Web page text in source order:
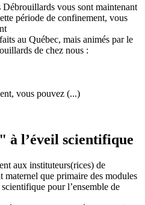
vous sont maintenant
période de confinement, vous
au Québec, mais animés par le
de chez nous :
vous pouvez (...)
l’éveil scientifique
aux instituteurs(rices) de
maternel que primaire des modules
pour l’ensemble de